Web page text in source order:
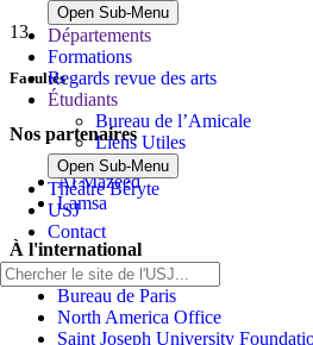
Open Sub-Menu
Départements
Formations
Regards revue des arts
Étudiants
Bureau de l’Amicale
Liens Utiles
Open Sub-Menu
Théâtre Béryte
USJ
Contact
13
Facultés
Nos partenaires
Al Mazeed
Lamsa
À l'international
Bureau de Paris
North America Office
Saint Joseph University